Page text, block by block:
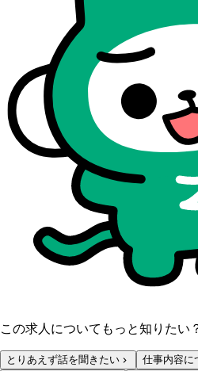
この求人についてもっと知りたい
とりあえず話を聞きたい
仕事内容に